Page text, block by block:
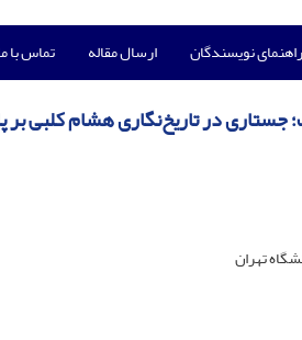
راهنمای نویسندگان ارسال مقاله تماس با
در تاریخ‌نگاری هشام کلبی بر
تهران